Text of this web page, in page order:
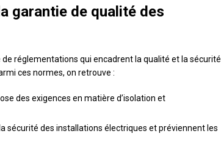
garantie de qualité des
réglementations qui encadrent la qualité et la sécurité
ces normes, on retrouve :
des exigences en matière d’isolation et
sécurité des installations électriques et préviennent les